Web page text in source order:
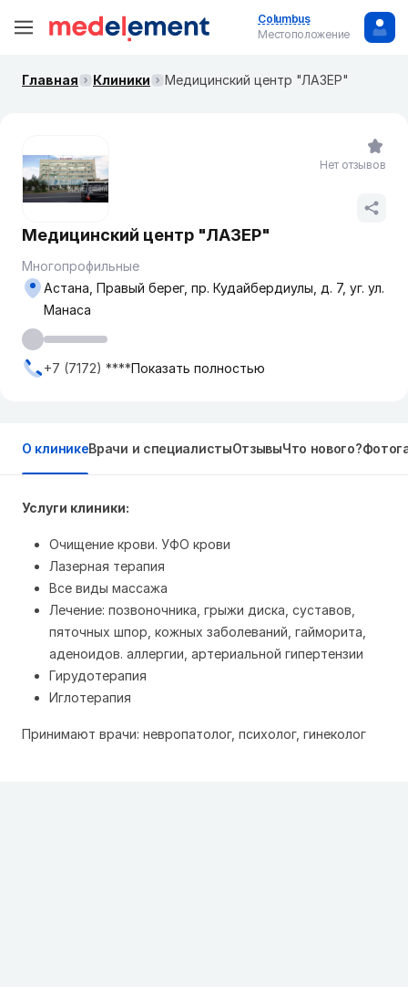
Columbus
Местоположение
Главная Клиники Медицинский центр "ЛАЗЕР"
Медицинский центр "ЛАЗЕР"
Многопрофильные
Астана, Правый берег, пр. Кудайбердиулы, д. 7, уг. ул.
Манаса
+7 (7172) ****Показать полностью
Нет отзывов
О клиникеВрачи и специалистыОтзывыЧто нового?
Услуги клиники:
Очищение крови. УФО крови
Лазерная терапия
Все виды массажа
Лечение: позвоночника, грыжи диска, суставов,
пяточных шпор, кожных заболеваний, гайморита,
аденоидов. аллергии, артериальной гипертензии
Гирудотерапия
Иглотерапия
Принимают врачи: невропатолог, психолог, гинеколог